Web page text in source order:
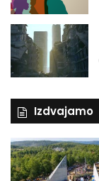
Izdvajamo